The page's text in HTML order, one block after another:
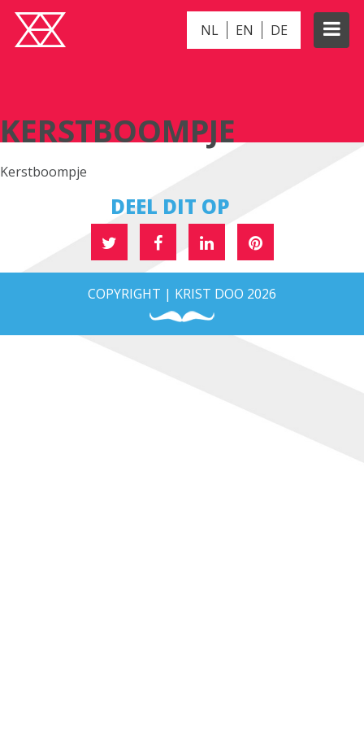
NL EN DE
KERSTBOOMPJE
Kerstboompje
DEEL DIT OP
COPYRIGHT | KRIST DOO 2026